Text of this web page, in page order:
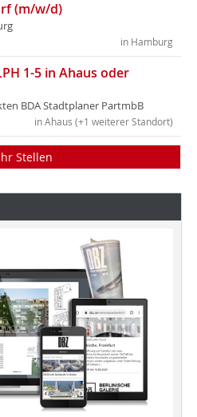
(m/w/d)
in Hamburg
1-5 in Ahaus oder
BDA Stadtplaner PartmbB
in Ahaus (+1 weiterer Standort)
Stellen